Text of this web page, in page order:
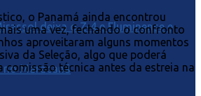
o Panamá ainda encontrou
uma vez, fechando o confronto
aproveitaram alguns momentos
da Seleção, algo que poderá
comissão técnica antes da estreia na